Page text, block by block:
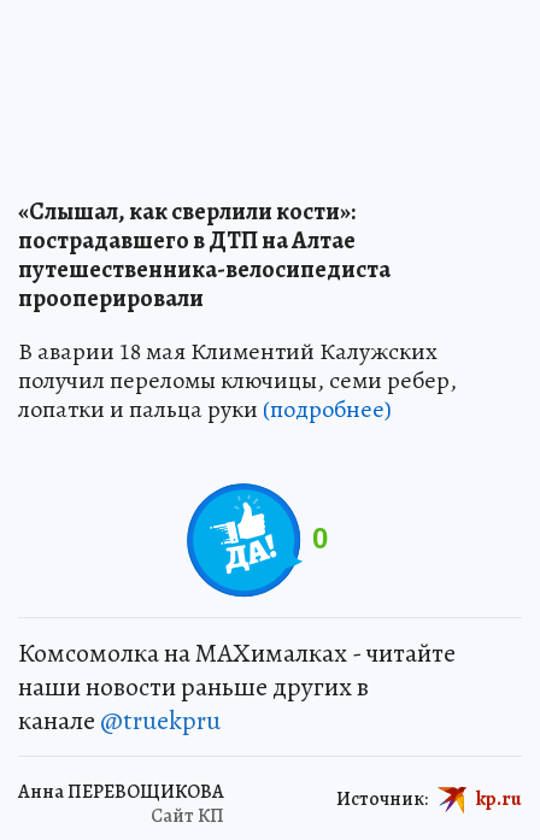
«Слышал, как сверлили кости»:
пострадавшего в ДТП на Алтае
путешественника-велосипедиста
прооперировали
В аварии 18 мая Климентий Калужских
получил переломы ключицы, семи ребер,
лопатки и пальца руки (подробнее)
0
Комсомолка на MAXималках - читайте
наши новости раньше других в
канале @truekpru
Анна ПЕРЕВОЩИКОВА
Сайт КП
Источник: kp.ru